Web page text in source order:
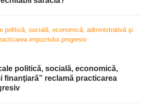
politică, socială, economică,
finanţiară” reclamă practicarea